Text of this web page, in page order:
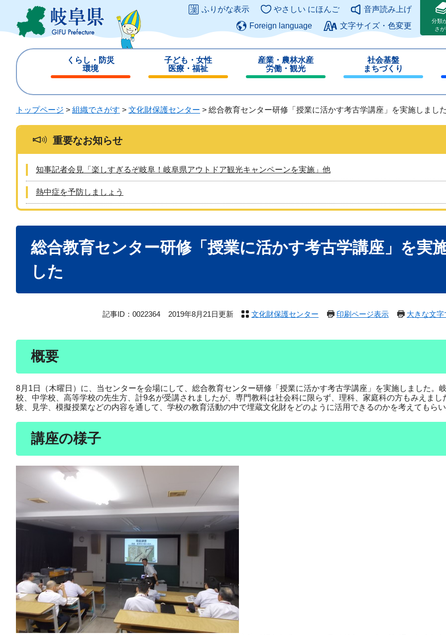
ジ
ュ
このページの本文へ
ふりがな表示 やさしい にほんご
音声読み上げ
Foreign language
文字サイズ・色変更
分類
さ
くらし・防災
環境
じ
子ども・女性
医療・福祉
じ
る
産業・農林水産
労働・観光
じ
社会基盤
まちづくり
じ
る
る
トップページ > 組織でさがす > 文化財保護センター > 総合教育センター研修「授業に活かす考古学講座」を実施しました
重要なお知らせ
知事記者会見「楽しすぎるぞ岐阜！岐阜県アウトドア観光キャンペーンを実施」他
熱中症を予防しましょう
総合教育センター研修「授業に活かす考古学講座」を実
した
記事ID：0022364 2019年8月21日更新 文化財保護センター 印刷ページ表示 大きな文
概要
8月1日（木曜日）に、当センターを会場にして、総合教育センター研修「授業に活かす考古学講座」を実施しました。
校、中学校、高等学校の先生方、計9名が受講されましたが、専門教科は社会科に限らず、理科、家庭科の方もみえまし
験、見学、模擬授業などの内容を通して、学校の教育活動の中で埋蔵文化財をどのように活用できるのかを考えてもらい
講座の様子